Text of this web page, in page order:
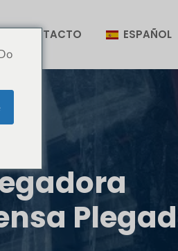
CONTACTO ESPAÑOL